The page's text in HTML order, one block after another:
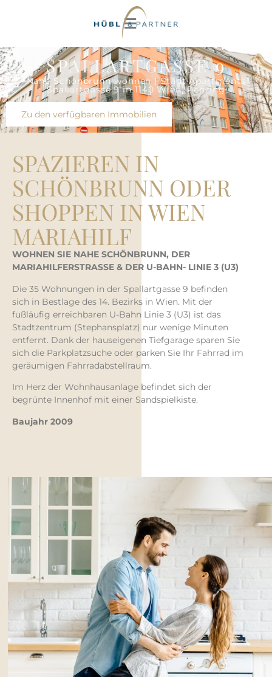
S09
SPALLARTGASSE 9
Nahe Schönbrunn wohnen | Stadt Apartments
Spallartgasse 9 in 1140 Wien, Penzing
Zu den verfügbaren Immobilien
SPAZIEREN IN
SCHÖNBRUNN ODER
SHOPPEN IN WIEN
MARIAHILF
WOHNEN SIE NAHE SCHÖNBRUNN, DER
MARIAHILFERSTRASSE & DER U-BAHN- LINIE 3 (U3)
Die 35 Wohnungen in der Spallartgasse 9 befinden
sich in Bestlage des 14. Bezirks in Wien. Mit der
fußläufig erreichbaren U-Bahn Linie 3 (U3) ist das
Stadtzentrum (Stephansplatz) nur wenige Minuten
entfernt. Dank der hauseigenen Tiefgarage sparen Sie
sich die Parkplatzsuche oder parken Sie Ihr Fahrrad im
geräumigen Fahrradabstellraum.
Im Herz der Wohnhausanlage befindet sich der
begrünte Innenhof mit einer Sandspielkiste.
Baujahr 2009